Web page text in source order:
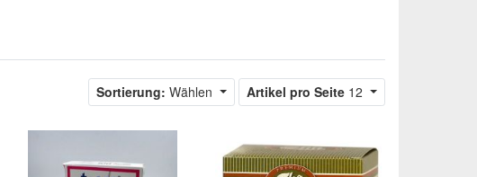
Sortierung: Wählen Artikel pro Seite 12